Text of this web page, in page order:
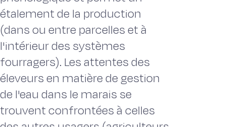
étalement de la production
(dans ou entre parcelles et à
l'intérieur des systèmes
fourragers). Les attentes des
éleveurs en matière de gestion
de l'eau dans le marais se
trouvent confrontées à celles